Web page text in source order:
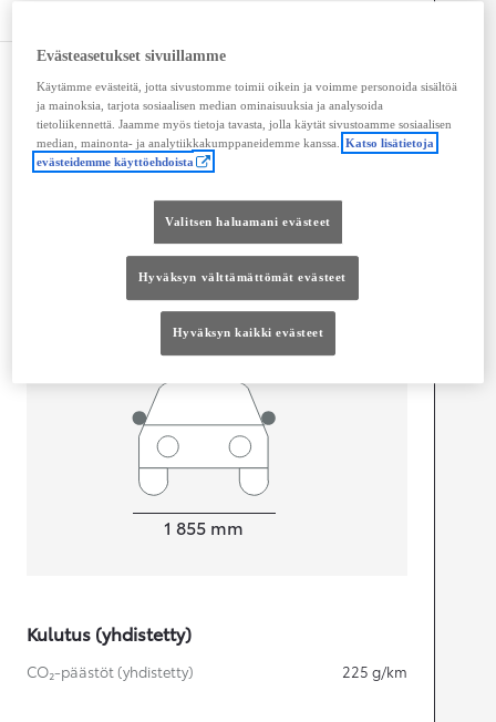
Mitat ja tilavuus
Ovet
2
Istuimet
2
Leveys
1 855 mm
Kulutus (yhdistetty)
CO₂-päästöt (yhdistetty) 225 g/km
Evästeasetukset sivuillamme
Käytämme evästeitä, jotta sivustomme toimii oikein ja voimme personoida sisältöä
ja mainoksia, tarjota sosiaalisen median ominaisuuksia ja analysoida
tietoliikennettä. Jaamme myös tietoja tavasta, jolla käytät sivustoamme sosiaalisen
median, mainonta- ja analytiikkakumppaneidemme kanssa.
Katso lisätietoja
evästeidemme käyttöehdoista
Valitsen haluamani evästeet
Hyväksyn välttämättömät evästeet
Hyväksyn kaikki evästeet